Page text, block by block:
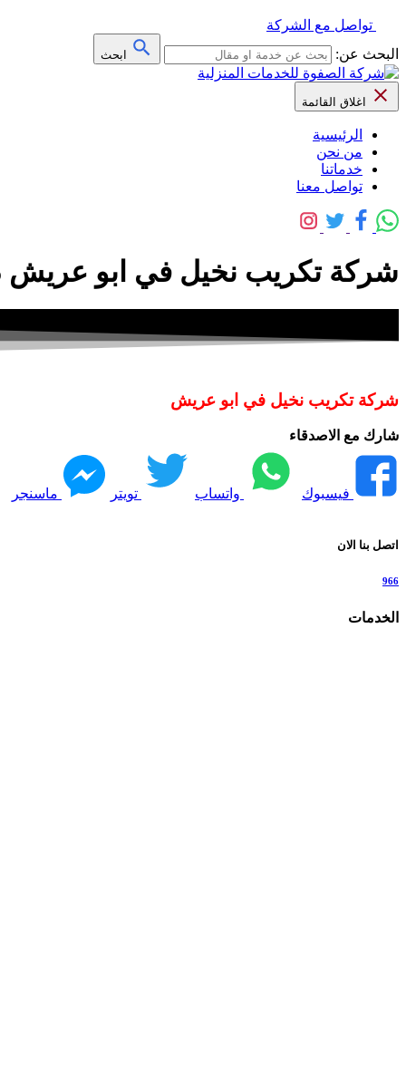
تواصل مع الشركة
البحث عن:
ابحث
اغلاق القائمة
الرئيسية
من نحن
خدماتنا
تواصل معنا
شركة تكريب نخيل في ابو عريش 0509091475 – خصم 30% – شركة الصفوة
شركة تكريب نخيل في ابو عريش
شارك مع الاصدقاء
فيسبوك واتساب تويتر ماسنجر
اتصل بنا الان
966
الخدمات